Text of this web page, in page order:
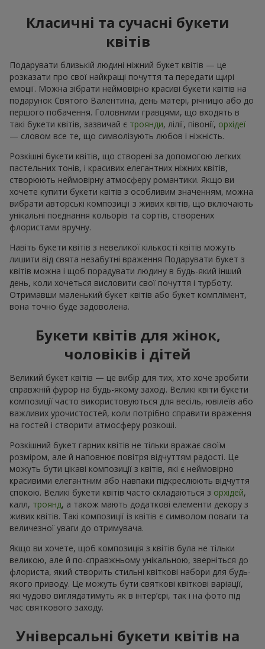
Класичні та сучасні букети
квітів
Подарувати близькій людині ніжний букет квітів — це
розказати про свої найкращі почуття та передати щирі
емоції. Можна зібрати неймовірно красиві букети квітів на
подарунок Святого Валентина, день матері, річницю або до
першого побачення. Головними гравцями, що входять в
такі букети квітів, зазвичай є троянди, лілії, півонії, орхідеї
— словом все те, що символізують любов і ніжність.
Розкішні букети квітів, що створені за допомогою легких
пастельних тонів, і красивих елегантних ніжних квітів,
створюють неймовірну атмосферу романтики. Якщо ви
хочете купити букети квітів з особливим значенням, можна
вибрати авторські композиції з живих квітів, що включають
унікальні поєднання кольорів та сортів, створених
флористами вручну.
Навіть букети квітів з невеликої кількості квітів можуть
лишити від свята незабутні враження Подарувати букет з
квітів можна і щоб порадувати людину в будь-який інший
день, коли хочеться висловити свої почуття і турботу.
Отримавши маленький букет квітів або букет комплімент,
вона точно буде задоволена.
Букети квітів для жінок,
чоловіків і дітей
Великий букет квітів — це вибір для тих, хто хоче зробити
справжній фурор на будь-якому заході. Великі квіти букети
композиції часто використовуються для весіль, ювілеїв або
важливих урочистостей, коли потрібно справити враження
на гостей і створити атмосферу розкоші.
Розкішний букет гарних квітів не тільки вражає своїм
розміром, але й наповнює повітря відчуттям радості. Це
можуть бути цікаві композиції з квітів, які є неймовірно
красивими елегантним або навпаки підкреслюють відчуття
спокою. Великі букети квітів часто складаються з орхідей,
калл, троянд, а також мають додаткові елементи декору з
живих квітів. Такі композиції із квітів є символом поваги та
величезної уваги до отримувача.
Якщо ви хочете, щоб композиція з квітів була не тільки
великою, але й по-справжньому унікальною, зверніться до
флориста, який створить стильні квіткові набори для будь-
якого приводу. Це можуть бути святкові квіткові варіації,
які чудово виглядатимуть як в інтер’єрі, так і на фото під
час святкового заходу.
Універсальні букети квітів на